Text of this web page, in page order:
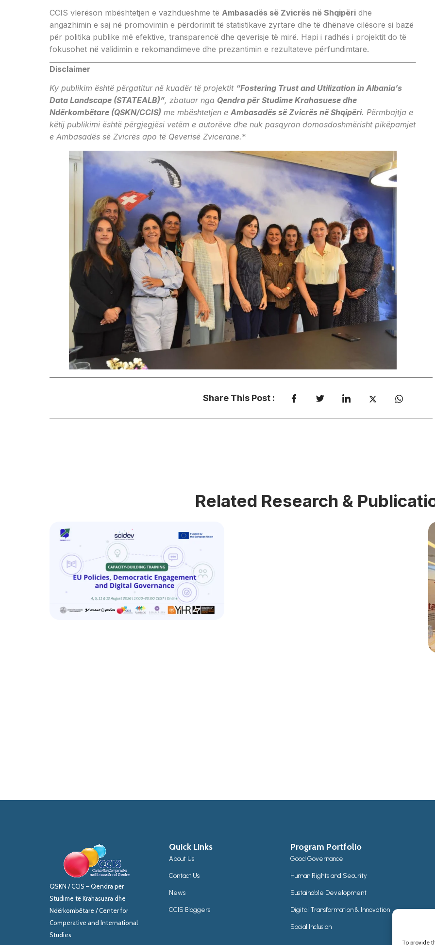
To provide
CCIS vlerëson mbështetjen e vazhdueshme të Ambasadës së Zvicrës në Shqipëri dhe
angazhimin e saj në promovimin e përdorimit të statistikave zyrtare dhe të dhënave cilësore si bazë
për politika publike më efektive, transparencë dhe qeverisje të mirë. Hapi i radhës i projektit do të
fokusohet në validimin e rekomandimeve dhe prezantimin e rezultateve përfundimtare.
Disclaimer
Ky publikim është përgatitur në kuadër të projektit “Fostering Trust and Utilization in Albania’s
Data Landscape (STATEALB)”, zbatuar nga Qendra për Studime Krahasuese dhe
Ndërkombëtare (QSKN/CCIS) me mbështetjen e Ambasadës së Zvicrës në Shqipëri. Përmbajtja e
këtij publikimi është përgjegjësi vetëm e autorëve dhe nuk pasqyron domosdoshmërisht pikëpamjet
e Ambasadës së Zvicrës apo të Qeverisë Zvicerane.*
Share This Post :
Related Research &
QSKN / CCIS – Qendra për
Studime të Krahasuara dhe
Ndërkombëtare / Center for
Comperative and International
Studies
Quick Links
About Us
Contact Us
News
CCIS Bloggers
Program Portfolio
Good Governance
Human Rights and Security
Sustainable Development
Digital Transformation & Innovation
Social Inclusion